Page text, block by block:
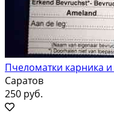
Пчеломатки карника и
Саратов
250 руб.